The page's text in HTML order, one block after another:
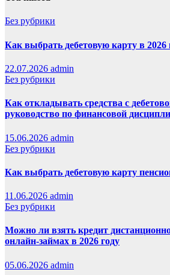
Без рубрики
Как выбрать дебетовую карту в 2026
22.07.2026 admin
Без рубрики
Как откладывать средства с
руководство по финансовой
15.06.2026 admin
Без рубрики
Как выбрать дебетовую карту
11.06.2026 admin
Без рубрики
Можно ли взять кредит
онлайн-займах в 2026 году
05.06.2026 admin